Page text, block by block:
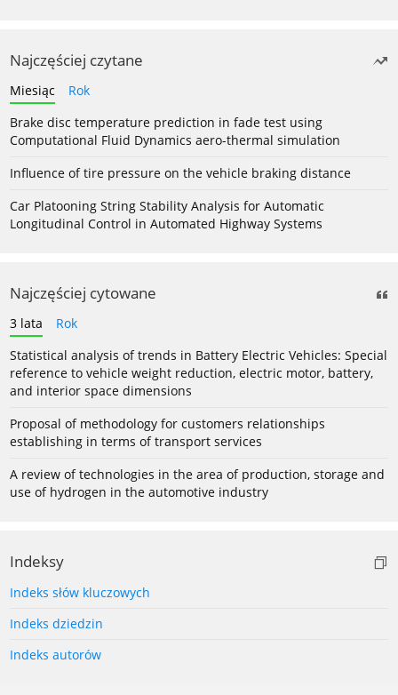
Najczęściej czytane
Miesiąc
Rok
Brake disc temperature prediction in fade test using
Computational Fluid Dynamics aero-thermal simulation
Influence of tire pressure on the vehicle braking distance
Car Platooning String Stability Analysis for Automatic
Longitudinal Control in Automated Highway Systems
Najczęściej cytowane
3 lata
Rok
Statistical analysis of trends in Battery Electric Vehicles: Special
reference to vehicle weight reduction, electric motor, battery,
and interior space dimensions
Proposal of methodology for customers relationships
establishing in terms of transport services
A review of technologies in the area of production, storage and
use of hydrogen in the automotive industry
Indeksy
Indeks słów kluczowych
Indeks dziedzin
Indeks autorów